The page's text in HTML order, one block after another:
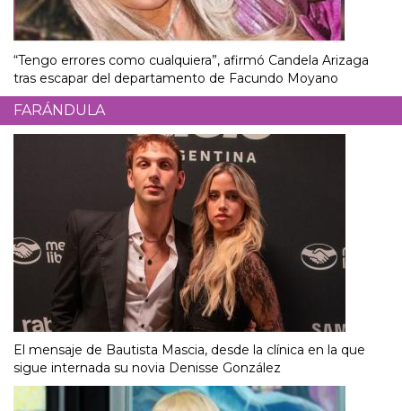
“Tengo errores como cualquiera”, afirmó Candela Arizaga
tras escapar del departamento de Facundo Moyano
FARÁNDULA
El mensaje de Bautista Mascia, desde la clínica en la que
sigue internada su novia Denisse González